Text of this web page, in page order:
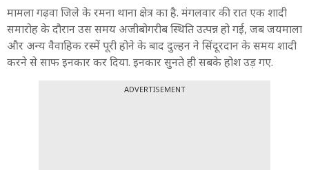
मामला गढ़वा जिले के रमना थाना क्षेत्र का है. मंगलवार की रात एक शादी
समारोह के दौरान उस समय अजीबोगरीब स्थिति उत्पन्न हो गई, जब जयमाला
और अन्य वैवाहिक रस्में पूरी होने के बाद दुल्हन ने सिंदूरदान के समय शादी
करने से साफ इनकार कर दिया. इनकार सुनते ही सबके होश उड़ गए.
ADVERTISEMENT